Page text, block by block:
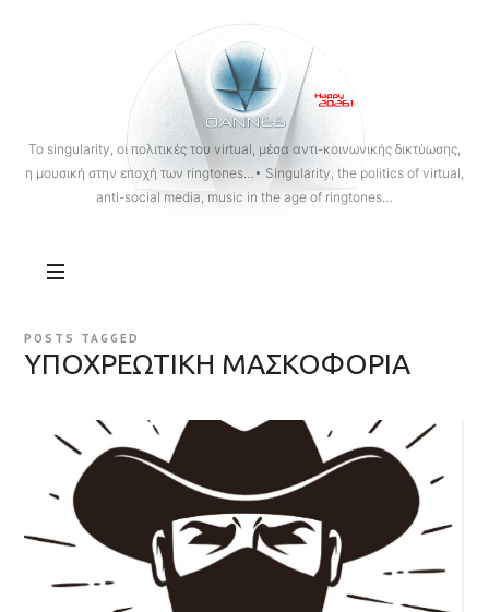
OANNES
To singularity, οι πολιτικές του virtual, μέσα αντι-κοινωνικής δικτύωσης,
η μουσική στην εποχή των ringtones…• Singularity, the politics of virtual,
anti-social media, music in the age of ringtones…
POSTS TAGGED
ΥΠΟΧΡΕΩΤΙΚΗ ΜΑΣΚΟΦΟΡΙΑ